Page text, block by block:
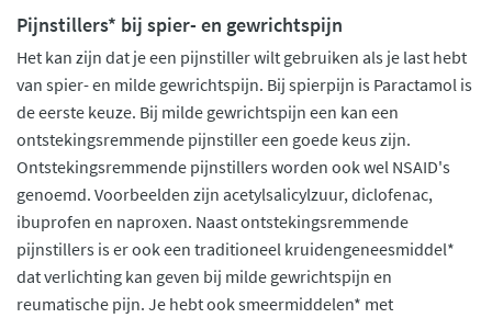
Pijnstillers* bij spier- en gewrichtspijn
Het kan zijn dat je een pijnstiller wilt gebruiken als je last hebt
van spier- en milde gewrichtspijn. Bij spierpijn is Paractamol is
de eerste keuze. Bij milde gewrichtspijn een kan een
ontstekingsremmende pijnstiller een goede keus zijn.
Ontstekingsremmende pijnstillers worden ook wel NSAID's
genoemd. Voorbeelden zijn acetylsalicylzuur, diclofenac,
ibuprofen en naproxen. Naast ontstekingsremmende
pijnstillers is er ook een traditioneel kruidengeneesmiddel*
dat verlichting kan geven bij milde gewrichtspijn en
reumatische pijn. Je hebt ook smeermiddelen* met